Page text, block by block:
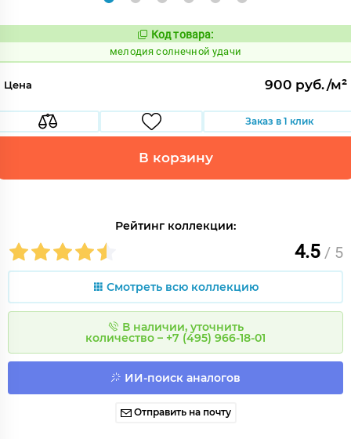
Код:
964985
Код товара:
мелодия солнечной удачи
Цена 900 руб./м²
Заказ в 1 клик
В корзину
Рейтинг коллекции:
4.5 / 5
Смотреть всю коллекцию
В наличии, уточнить
количество – +7 (495) 966-18-01
ИИ-поиск аналогов
Отправить на почту